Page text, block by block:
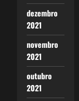
dezembro
2021
novembro
2021
outubro
2021